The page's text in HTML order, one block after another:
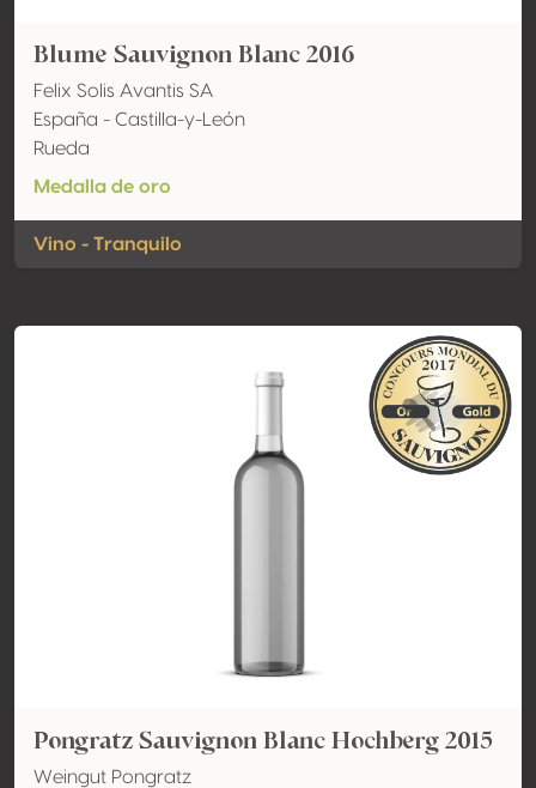
Blume Sauvignon Blanc 2016
Felix Solis Avantis SA
España - Castilla-y-León
Rueda
Medalla de oro
Vino - Tranquilo
Pongratz Sauvignon Blanc Hochberg 2015
Weingut Pongratz